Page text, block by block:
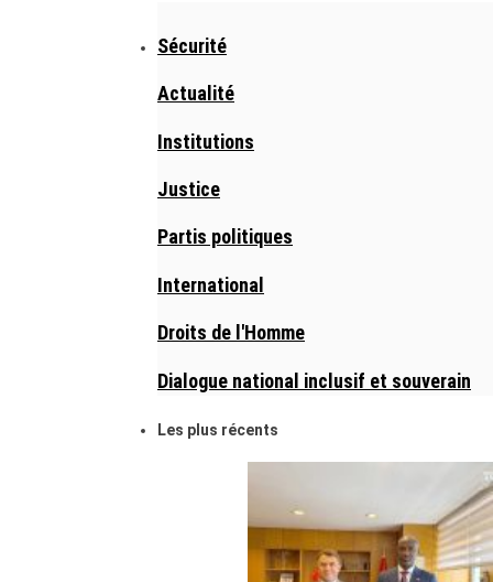
Sécurité
Actualité
Institutions
Justice
Partis politiques
International
Droits de l'Homme
Dialogue national inclusif et souverain
Les plus récents